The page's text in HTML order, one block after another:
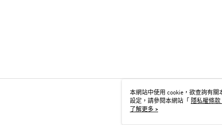
本網站中使用 cookie，欲查詢有關
設定，請參閱本網站「
隱私權條款
用 cookie。
了解更多 >